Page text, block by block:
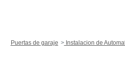
Puertas de garaje Instalacion de